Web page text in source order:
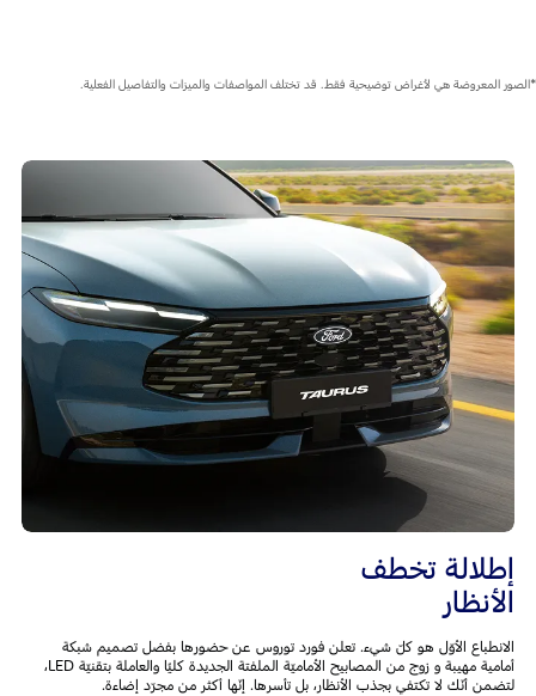
*الصور المعروضة هي لأغراض توضيحية فقط. قد تختلف المواصفات والميزات والتفاصيل الفعلية.
إطلالة تخطف
الأنظار
الانطباع الأوّل هو كلّ شيء. تعلن فورد توروس عن حضورها بفضل تصميم شبكة
أمامية مهيبة و زوج من المصابيح الأماميّة الملفتة الجديدة كليًا والعاملة بتقنيّة LED،
لتضمن أنّك لا تكتفي بجذب الأنظار، بل تأسرها. إنّها أكثر من مجرّد إضاءة.